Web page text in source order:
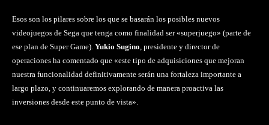
Esos son los pilares sobre los que se basarán los posibles nuevos
videojuegos de Sega que tenga como finalidad ser «superjuego» (parte de
ese plan de Super Game). Yukio Sugino, presidente y director de
operaciones ha comentado que «este tipo de adquisiciones que mejoran
nuestra funcionalidad definitivamente serán una fortaleza importante a
largo plazo, y continuaremos explorando de manera proactiva las
inversiones desde este punto de vista».